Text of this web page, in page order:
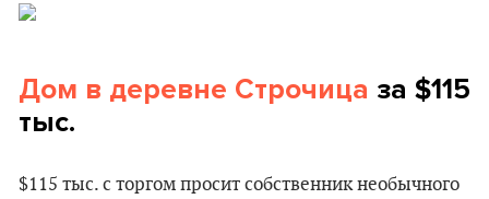
Дом в деревне Строчица за $115
тыс.
$115 тыс. с торгом просит собственник необычного